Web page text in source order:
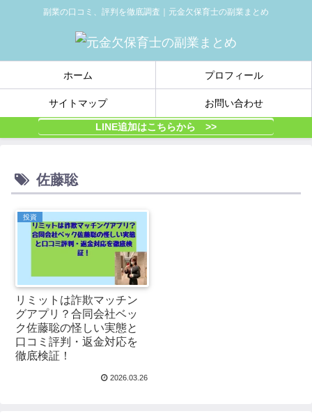
副業の口コミ、評判を徹底調査｜元金欠保育士の副業まとめ
ホーム プロフィール
サイトマップ お問い合わせ
LINE追加はこちらから >>
佐藤聡
投資
リミットは詐欺マッチン
グアプリ？合同会社ベッ
ク佐藤聡の怪しい実態と
口コミ評判・返金対応を
徹底検証！
2026.03.26